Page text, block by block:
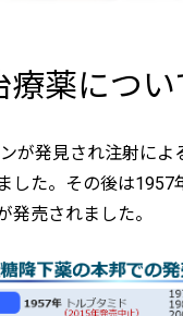
療薬につい
が発見され注射によ
した。その後は1957
発売されました。